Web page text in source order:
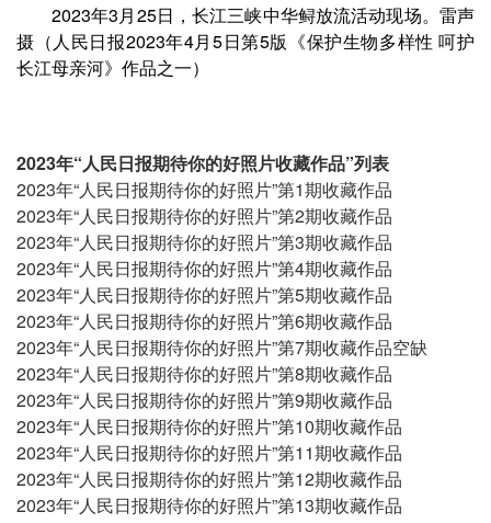
2023年3月25日，长江三峡中华鲟放流活动现场。雷声
摄（人民日报2023年4月5日第5版《保护生物多样性 呵护
长江母亲河》作品之一）
2023年“人民日报期待你的好照片收藏作品”列表
2023年“人民日报期待你的好照片”第1期收藏作品
2023年“人民日报期待你的好照片”第2期收藏作品
2023年“人民日报期待你的好照片”第3期收藏作品
2023年“人民日报期待你的好照片”第4期收藏作品
2023年“人民日报期待你的好照片”第5期收藏作品
2023年“人民日报期待你的好照片”第6期收藏作品
2023年“人民日报期待你的好照片”第7期收藏作品空缺
2023年“人民日报期待你的好照片”第8期收藏作品
2023年“人民日报期待你的好照片”第9期收藏作品
2023年“人民日报期待你的好照片”第10期收藏作品
2023年“人民日报期待你的好照片”第11期收藏作品
2023年“人民日报期待你的好照片”第12期收藏作品
2023年“人民日报期待你的好照片”第13期收藏作品